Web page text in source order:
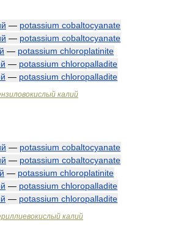
— potassium cobaltocyanate
— potassium cobaltocyanate
— potassium chloroplatinite
— potassium chloropalladite
— potassium chloropalladite
калий
— potassium cobaltocyanate
— potassium cobaltocyanate
— potassium chloroplatinite
— potassium chloropalladite
— potassium chloropalladite
калий